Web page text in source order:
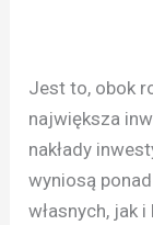
Jest to, obok
największa
nakłady
wyniosą
własnych, jak